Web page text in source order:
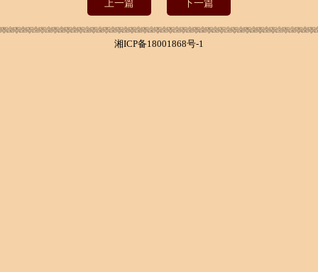
上一篇 下一篇
湘ICP备18001868号-1